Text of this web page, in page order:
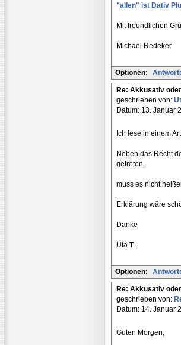
"allen" ist Dativ
Mit freundlichen
Michael Redeker
Optionen:
Re: Akkusativ
geschrieben von:
Datum: 13. Januar
Ich lese in einem
Neben das Recht
getreten.
muss es nicht
Erklärung wäre
Danke
Uta T.
Optionen:
Re: Akkusativ
geschrieben von:
Datum: 14. Januar
Guten Morgen,